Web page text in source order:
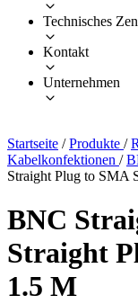
Technisches
Kontakt
Unternehmen
Startseite / Produkte /
Kabelkonfektionen /
Straight Plug to SMA
BNC
Straight
1.5 M